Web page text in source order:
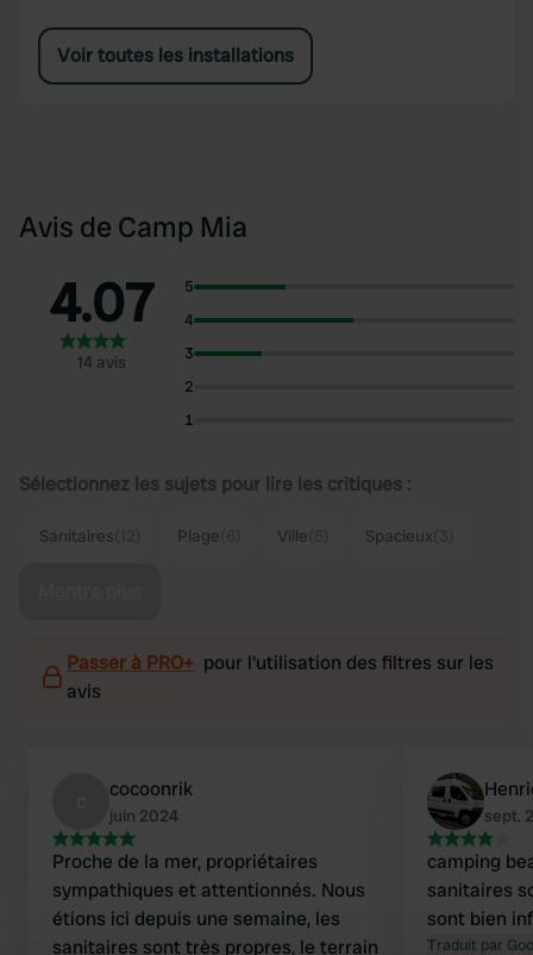
Voir toutes les installations
Avis de Camp Mia
4.07
14 avis
5
4
3
2
1
Sélectionnez les sujets pour lire les critiques :
Sanitaires Plage Ville Spacieux
Passer à PRO+ pour l'utilisation des filtres sur les
avis
cocoonrik
juin 2024
Proche de la mer, propriétaires
sympathiques et attentionnés. Nous
étions ici depuis une semaine, les
sanitaires sont très propres, le terrain
sept.
camping
sanitaires
sont bien
Traduit par